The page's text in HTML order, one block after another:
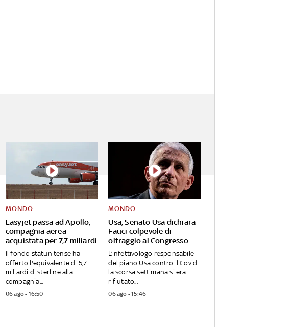
Easyjet passa ad Apollo,
compagnia aerea
acquistata per 7,7 miliardi
MONDO
Il fondo statunitense ha
offerto l'equivalente di 5,7
miliardi di sterline alla
compagnia...
06 ago - 16:50
Usa, Senato Usa dichiara
Fauci colpevole di
oltraggio al Congresso
MONDO
L’infettivologo responsabile
del piano Usa contro il Covid
la scorsa settimana si era
rifiutato...
06 ago - 15:46